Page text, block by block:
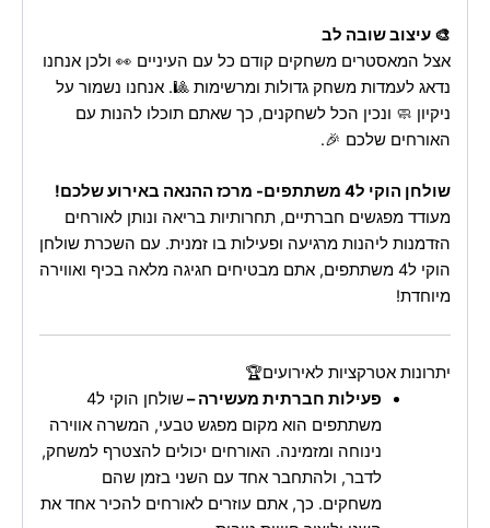
🎨 עיצוב שובה לב
אצל המאסטרים משחקים קודם כל עם העיניים 👀 ולכן אנחנו
נדאג לעמדות משחק גדולות ומרשימות 🎱. אנחנו נשמור על
ניקיון 🧼 ונכין הכל לשחקנים, כך שאתם תוכלו להנות עם
האורחים שלכם 🎉.
שולחן הוקי ל4 משתתפים- מרכז ההנאה באירוע שלכם!
מעודד מפגשים חברתיים, תחרותיות בריאה ונותן לאורחים
הזדמנות ליהנות מרגיעה ופעילות בו זמנית. עם השכרת שולחן
הוקי ל4 משתתפים, אתם מבטיחים חגיגה מלאה בכיף ואווירה
מיוחדת!
יתרונות אטרקציות לאירועים🏆
פעילות חברתית מעשירה –
שולחן הוקי ל4
משתתפים הוא מקום מפגש טבעי, המשרה אווירה
נינוחה ומזמינה. האורחים יכולים להצטרף למשחק,
לדבר, ולהתחבר אחד עם השני בזמן שהם
משחקים. כך, אתם עוזרים לאורחים להכיר אחד את